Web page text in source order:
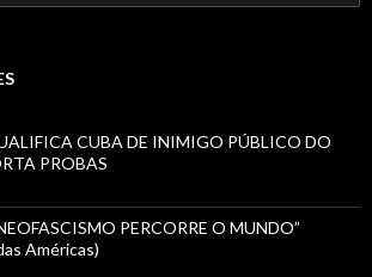
CUBA DE INIMIGO PÚBLICO DO
PROBAS
PERCORRE O MUNDO”
Américas)